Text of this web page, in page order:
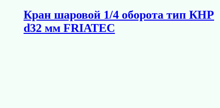
Кран шаровой 1/4 оборота тип КНР
d32 мм FRIATEC